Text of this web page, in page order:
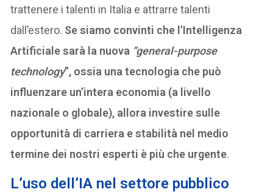
trattenere i talenti in Italia e attrarre talenti
dall’estero. Se siamo convinti che l’Intelligenza
Artificiale sarà la nuova “general-purpose
technology”, ossia una tecnologia che può
influenzare un’intera economia (a livello
nazionale o globale), allora investire sulle
opportunità di carriera e stabilità nel medio
termine dei nostri esperti è più che urgente.
L’uso dell’IA nel settore pubblico